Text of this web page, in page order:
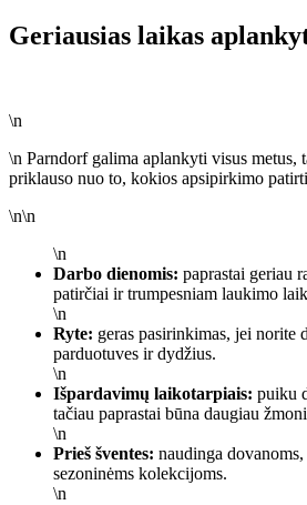
Geriausias laikas
\n
\n Parndorf galima aplankyti visus metus,
priklauso nuo to, kokios apsipirkimo
\n\n
\n
Darbo dienomis: paprastai geriau
patirčiai ir trumpesniam laukimo
\n
Ryte: geras pasirinkimas, jei norite
parduotuves ir dydžius.
\n
Išpardavimų laikotarpiais: puiku
tačiau paprastai būna daugiau
\n
Prieš šventes: naudinga
sezoninėms kolekcijoms.
\n